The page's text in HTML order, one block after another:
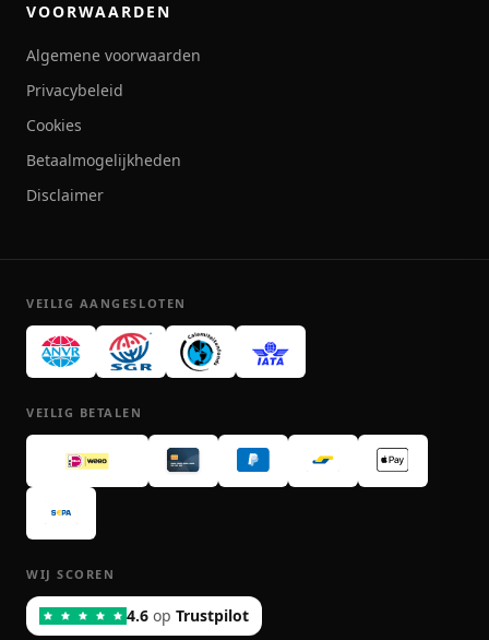
VOORWAARDEN
Algemene voorwaarden
Privacybeleid
Cookies
Betaalmogelijkheden
Disclaimer
VEILIG AANGESLOTEN
VEILIG BETALEN
WIJ SCOREN
4.6 op Trustpilot